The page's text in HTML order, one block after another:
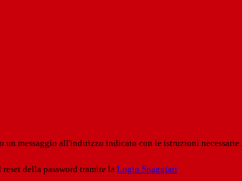
un messaggio all'indirizzo indicato con le istruzioni necessarie.
della password tramite la Login Spaggiari